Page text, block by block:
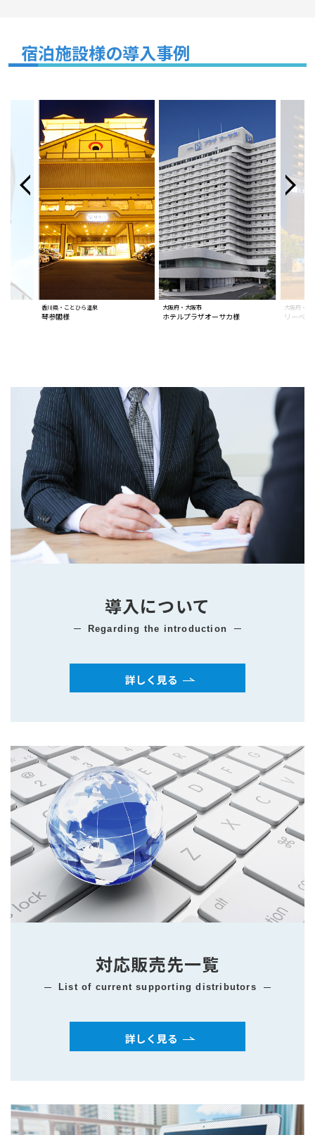
宿泊施設様の導入事例
香川県・ことひら温泉
琴参閣様
大阪府・大阪市
ホテルプラザオーサカ様
大阪府・大
リーベ
導入について
regarding the introduction
詳しく見る
対応販売先一覧
list of current supporting distributors
詳しく見る